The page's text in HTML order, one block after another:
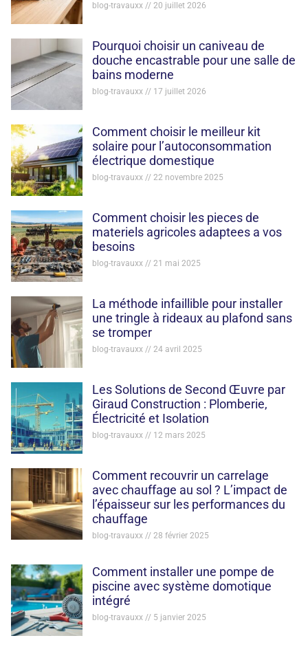
blog-travauxx 20 juillet 2026
Pourquoi choisir un caniveau de
douche encastrable pour une salle de
bains moderne
blog-travauxx 17 juillet 2026
Comment choisir le meilleur kit
solaire pour l’autoconsommation
électrique domestique
blog-travauxx 22 novembre 2025
Comment choisir les pieces de
materiels agricoles adaptees a vos
besoins
blog-travauxx 21 mai 2025
La méthode infaillible pour installer
une tringle à rideaux au plafond sans
se tromper
blog-travauxx 24 avril 2025
Les Solutions de Second Œuvre par
Giraud Construction : Plomberie,
Électricité et Isolation
blog-travauxx 12 mars 2025
Comment recouvrir un carrelage
avec chauffage au sol ? L’impact de
l’épaisseur sur les performances du
chauffage
blog-travauxx 28 février 2025
Comment installer une pompe de
piscine avec système domotique
intégré
blog-travauxx 5 janvier 2025